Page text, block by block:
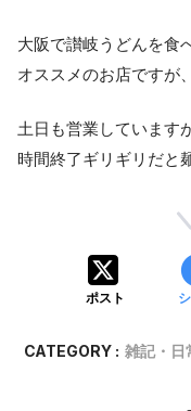
大阪で讃岐うどんを食
オススメのお店ですが
土日も営業しています
時間終了ギリギリだと
ポスト
CATEGORY : 雑記・日